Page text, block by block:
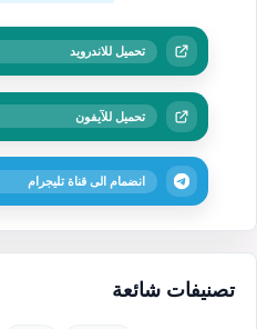
تصنيفات شائعة
تحميل للاندرويد
تحميل للآيفون
انضمام الى قناة تليجرام